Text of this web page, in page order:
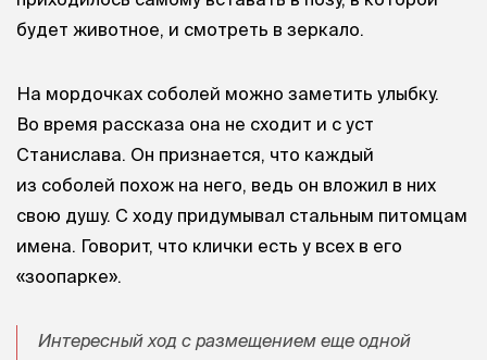
будет животное, и смотреть в зеркало.
На мордочках соболей можно заметить улыбку.
Во время рассказа она не сходит и с уст
Станислава. Он признается, что каждый
из соболей похож на него, ведь он вложил в них
свою душу. С ходу придумывал стальным питомцам
имена. Говорит, что клички есть у всех в его
«зоопарке».
Интересный ход с размещением еще одной